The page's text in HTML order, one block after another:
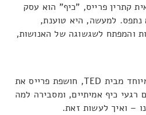
קתרין פרייס, "כיף" הוא עסק
נתפס. למעשה, היא טוענת,
והמפתח לשגשוגה של האנושות,
בהרצאה משעשעת ומהנה במיוחד מבית TED, חושפת פרייס את
רגעי כיף אמיתיים, ומסבירה למה
– ואיך לעשות זאת.